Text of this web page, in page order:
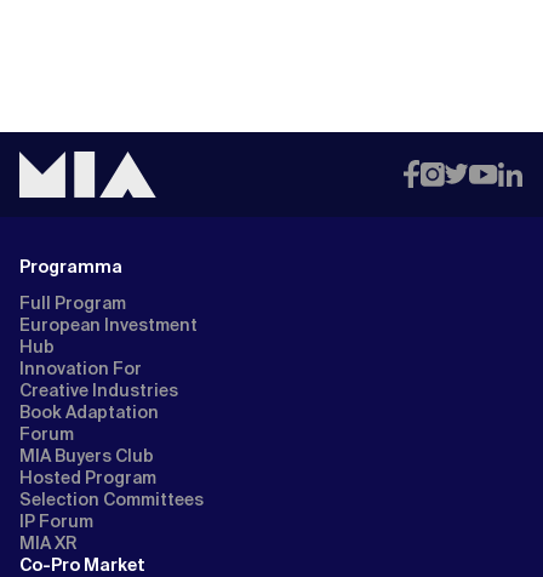
Programma
Full Program
European Investment
Hub
Innovation For
Creative Industries
Book Adaptation
Forum
MIA Buyers Club
Hosted Program
Selection Committees
IP Forum
MIA XR
Co-Pro Market